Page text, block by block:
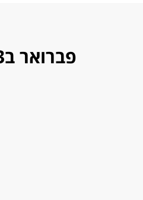
פברואר ב3, 2026